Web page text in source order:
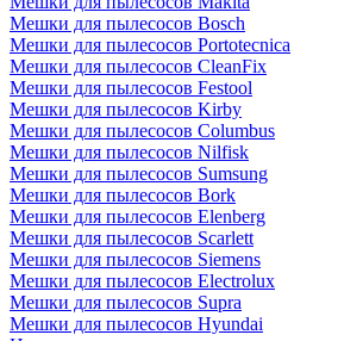
Мешки для пылесосов Bosch
Мешки для пылесосов Portotecnica
Мешки для пылесосов CleanFix
Мешки для пылесосов Festool
Мешки для пылесосов Kirby
Мешки для пылесосов Columbus
Мешки для пылесосов Nilfisk
Мешки для пылесосов Sumsung
Мешки для пылесосов Bork
Мешки для пылесосов Elenberg
Мешки для пылесосов Scarlett
Мешки для пылесосов Siemens
Мешки для пылесосов Electrolux
Мешки для пылесосов Supra
Мешки для пылесосов Hyundai